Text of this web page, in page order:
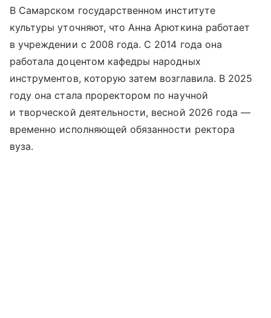
В Самарском государственном институте
культуры уточняют, что Анна Арюткина работает
в учреждении с 2008 года. С 2014 года она
работала доцентом кафедры народных
инструментов, которую затем возглавила. В 2025
году она стала проректором по научной
и творческой деятельности, весной 2026 года —
временно исполняющей обязанности ректора
вуза.